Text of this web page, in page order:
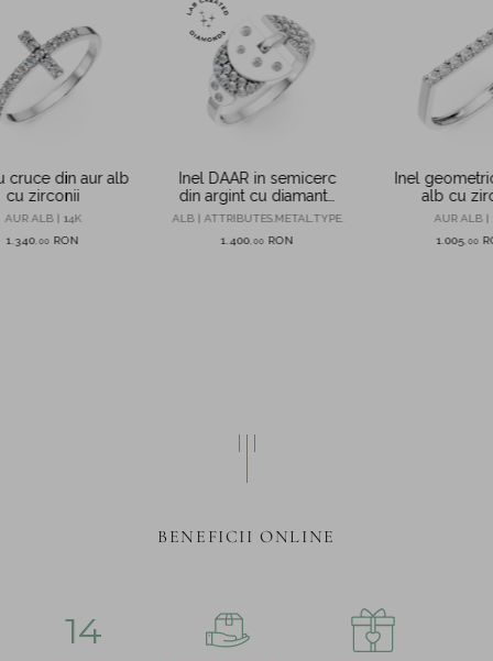
cruce din aur alb
cu zirconii
AUR ALB | 14K
1.340,00 RON
Inel DAAR in semicerc
din argint cu diamante
de 0.27ct create in
ALB | ATTRIBUTES.METAL.TYPE.
1.400,00 RON
Inel
alb cu
AUR ALB |
1.005,00
BENEFICII ONLINE
14